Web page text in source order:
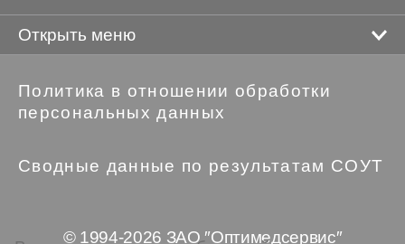
Открыть меню
Политика в отношении обработки
персональных данных
Сводные данные по результатам СОУТ
© 1994-2026 ЗАО ″Оптимедсервис″